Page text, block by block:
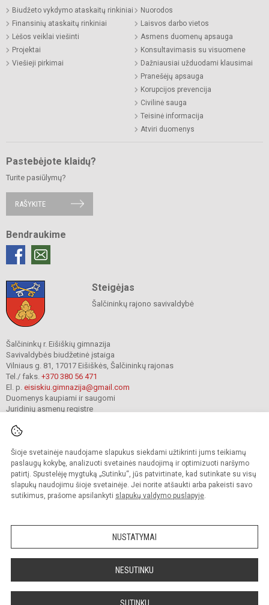
Šioje svetainėje naudojame slapukus siekdami užtikrinti jums teikiamų
paslaugų kokybę, analizuoti svetainės naudojimą ir optimizuoti naršymo
patirtį. Spustelėję mygtuką „Sutinku“, jūs patvirtinate, kad sutinkate su visų
slapukų naudojimu šioje svetainėje. Jei norite atšaukti arba pakeisti savo
sutikimus, prašome apsilankyti slapukų valdymo puslapyje.
NUSTATYMAI
NESUTINKU
SUTINKU
Biudžeto vykdymo ataskaitų rinkiniai
Finansinių ataskaitų rinkiniai
Lėšos veiklai viešinti
Projektai
Viešieji pirkimai
Nuorodos
Laisvos darbo vietos
Asmens duomenų apsauga
Konsultavimasis su visuomene
Dažniausiai užduodami klausimai
Pranešėjų apsauga
Korupcijos prevencija
Civilinė sauga
Teisinė informacija
Atviri duomenys
Pastebėjote klaidų?
Turite pasiūlymų?
RAŠYKITE
Bendraukime
Steigėjas
Šalčininkų rajono savivaldybė
Šalčininkų r. Eišiškių gimnazija
Savivaldybės biudžetinė įstaiga
Vilniaus g. 81, 17017 Eišiškės, Šalčininkų rajonas
Tel./ faks. +370 380 56 471
El. p. eisiskiu.gimnazija@gmail.com
Duomenys kaupiami ir saugomi
Juridinių asmenų registre
© 2024. Šalčininkų r. Eišiškių gimnazija. Visos teisės saugomos.
Kopijuoti turinį be raštiško įstaigos administracijos sutikimo griežtai draudžiama.
Prieinamumo paraiška Slapukų valdymas